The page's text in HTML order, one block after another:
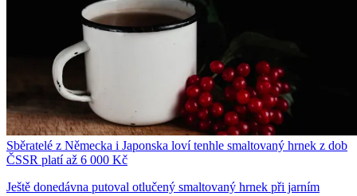
Sběratelé z Německa i Japonska loví tenhle smaltovaný hrnek z dob
ČSSR platí až 6 000 Kč
Ještě donedávna putoval otlučený smaltovaný hrnek při jarním